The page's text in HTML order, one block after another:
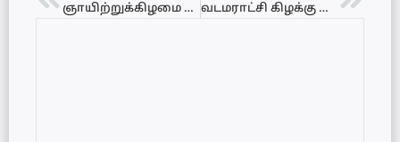
ஞாயிற்றுக்கிழமை கடலில் கறுப்புக்கொடி போராட்டம் – மீனவ அமைப்புக்கள் அழைப்பு வடமராட்சி கிழக்கு மருதங்கேணி பிரதேச செயலகத்தில் விற்பனை கண்காட்சி!